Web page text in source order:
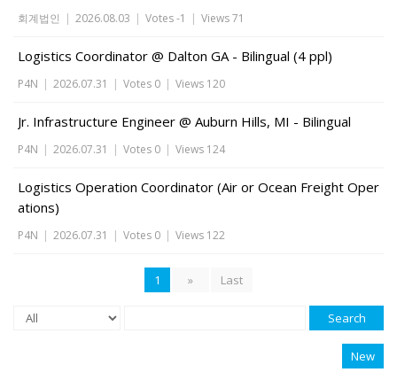
회계법인 | 2026.08.03 | Votes -1 | Views 71
Logistics Coordinator @ Dalton GA - Bilingual (4 ppl)
P4N | 2026.07.31 | Votes 0 | Views 120
Jr. Infrastructure Engineer @ Auburn Hills, MI - Bilingual
P4N | 2026.07.31 | Votes 0 | Views 124
Logistics Operation Coordinator (Air or Ocean Freight Oper
ations)
P4N | 2026.07.31 | Votes 0 | Views 122
1 » Last
Search
New